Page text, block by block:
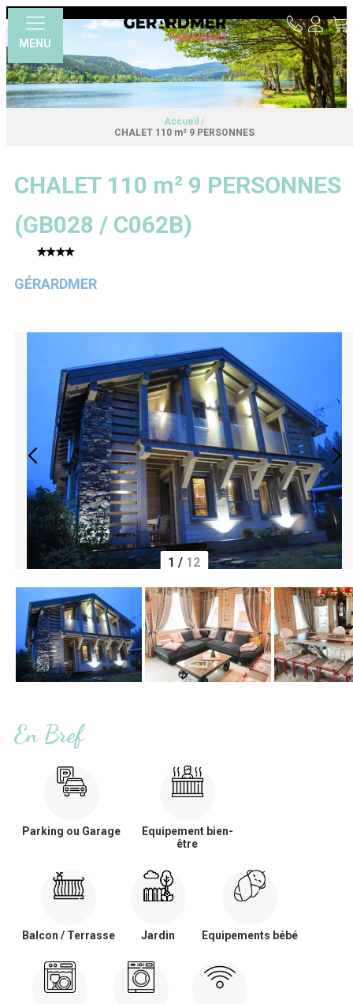
MENU
Accueil /
CHALET 110 m² 9 PERSONNES
CHALET 110 m² 9 PERSONNES
(GB028 / C062B)
GÉRARDMER
1 / 12
En Bref
Parking ou Garage
Equipement bien-
être
Balcon / Terrasse Jardin Equipements bébé